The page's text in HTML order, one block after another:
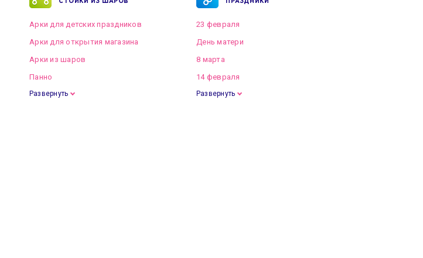
СТОЙКИ ИЗ ШАРОВ
Арки для детских праздников
Арки для открытия магазина
Арки из шаров
Панно
Развернуть
ПРАЗДНИКИ
23 февраля
День матери
8 марта
14 февраля
Развернуть